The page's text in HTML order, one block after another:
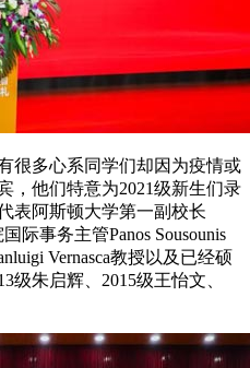
很多心系同学们却因为疫情或
，他们特意为2021级新生们录
表阿斯顿大学第一副校长
际事务主管Panos Sousounis
Vernasca教授以及已经硕
级朱启辉、2015级王怡文、